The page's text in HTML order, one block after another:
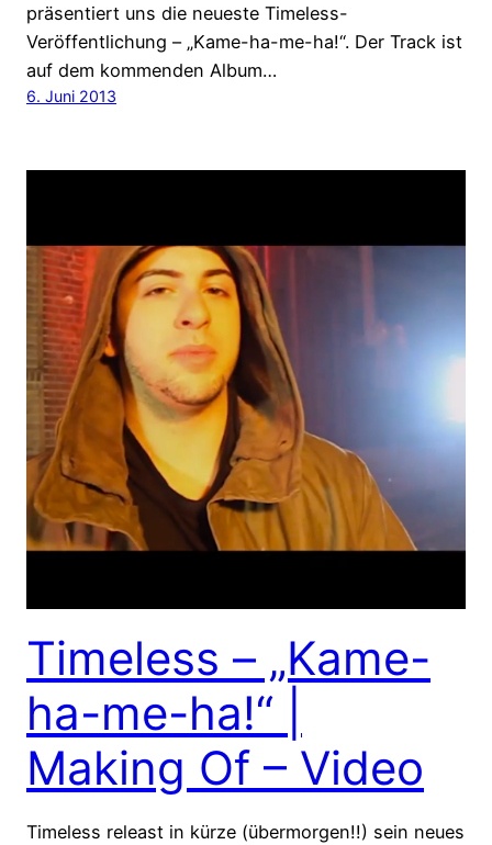
präsentiert uns die neueste Timeless-
Veröffentlichung – „Kame-ha-me-ha!“. Der Track ist
auf dem kommenden Album…
6. Juni 2013
Timeless – „Kame-
ha-me-ha!“ |
Making Of – Video
Timeless releast in kürze (übermorgen!!) sein neues